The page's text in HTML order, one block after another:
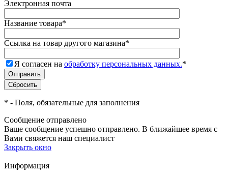
Электронная почта
Название товара*
Ссылка на товар другого магазина*
Я согласен на обработку персональных данных.*
* - Поля, обязательные для заполнения
Сообщение отправлено
Ваше сообщение успешно отправлено. В ближайшее время с
Вами свяжется наш специалист
Закрыть окно
Информация